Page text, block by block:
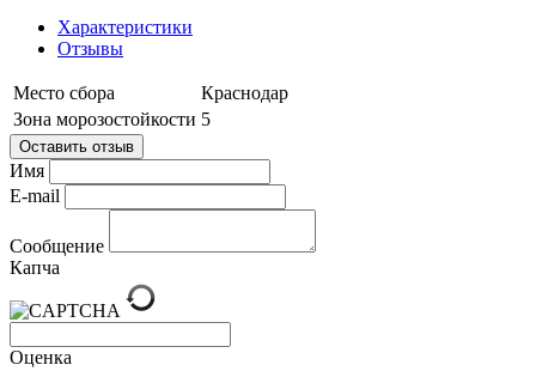
Характеристики
Отзывы
Место сбора
Краснодар
Зона морозостойкости 5
Оставить отзыв
Имя
E-mail
Сообщение
Капча
Оценка